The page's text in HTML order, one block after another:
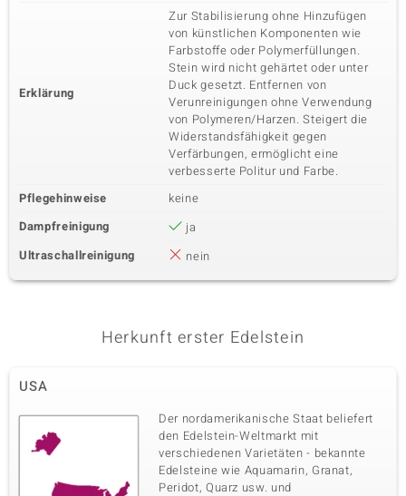
Erklärung
Zur Stabilisierung ohne Hinzufügen
von künstlichen Komponenten wie
Farbstoffe oder Polymerfüllungen.
Stein wird nicht gehärtet oder unter
Duck gesetzt. Entfernen von
Verunreinigungen ohne Verwendung
von Polymeren/Harzen. Steigert die
Widerstandsfähigkeit gegen
Verfärbungen, ermöglicht eine
verbesserte Politur und Farbe.
Pflegehinweise
keine
Dampfreinigung
ja
Ultraschallreinigung
nein
Herkunft erster Edelstein
USA
Der nordamerikanische Staat beliefert
den Edelstein-Weltmarkt mit
verschiedenen Varietäten - bekannte
Edelsteine wie Aquamarin, Granat,
Peridot, Quarz usw. und